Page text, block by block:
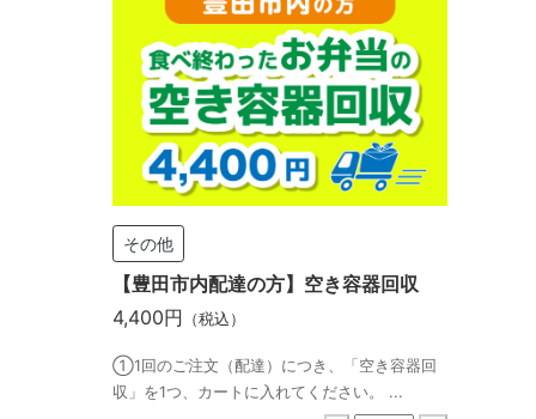
その他
【豊田市内配達の方】空き容器回収
4,400円 （税込）
①1回のご注文（配達）につき、「空き容器回
収」を1つ、カートに入れてください。 ...